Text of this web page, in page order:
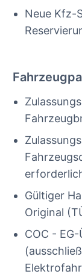
Neue Kfz-
Gültiger
Original
COC -